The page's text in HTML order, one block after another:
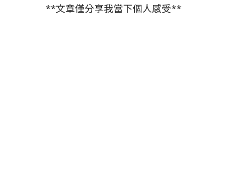
**文章僅分享我當下個人感受**